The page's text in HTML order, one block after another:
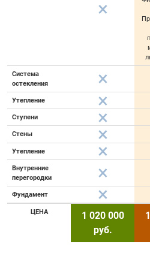
Система
остекления
Утепление
Ступени
Стены
Утепление
Внутренние
перегородки
Фундамент
ЦЕНА
1 020 000
руб.